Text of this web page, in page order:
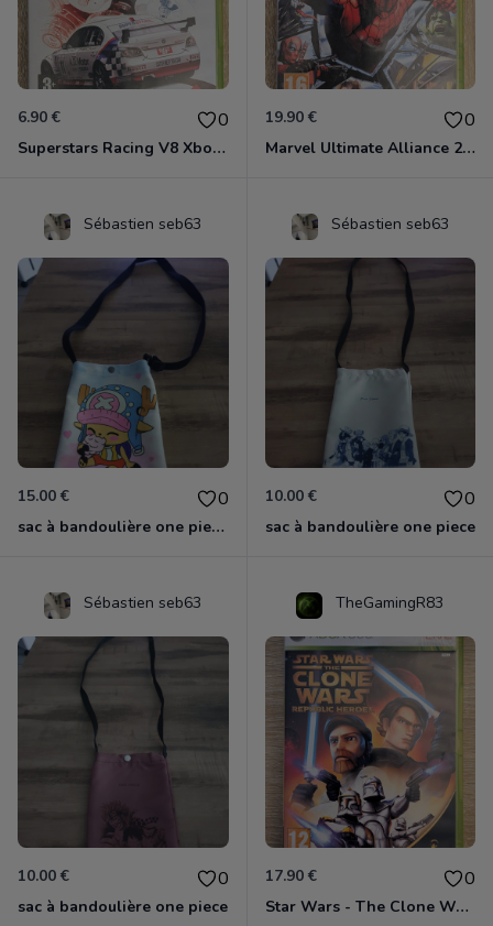
6.90 € 0
Superstars Racing V8 Xbox 360
19.90 € 0
Marvel Ultimate Alliance 2 Xbox 360
Sébastien seb63
15.00 € 0
sac à bandoulière one piece chopper
Sébastien seb63
10.00 € 0
sac à bandoulière one piece
Sébastien seb63
10.00 € 0
sac à bandoulière one piece
TheGamingR83
17.90 € 0
Star Wars - The Clone Wars - Les Héros De La République Xbox 360